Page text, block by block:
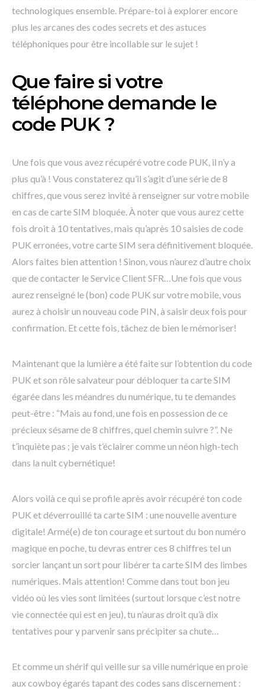
technologiques ensemble. Prépare-toi à explorer encore
plus les arcanes des codes secrets et des astuces
téléphoniques pour être incollable sur le sujet !
Que faire si votre
téléphone demande le
code PUK ?
Une fois que vous avez récupéré votre code PUK, il n’y a
plus qu’à ! Vous constaterez qu’il s’agit d’une série de 8
chiffres, que vous serez invité à renseigner sur votre mobile
en cas de carte SIM bloquée. À noter que vous aurez cette
fois droit à 10 tentatives, mais qu’après 10 saisies de code
PUK erronées, votre carte SIM sera définitivement bloquée.
Alors faites bien attention ! Sinon, vous n’aurez d’autre choix
que de contacter le Service Client SFR…Une fois que vous
aurez renseigné le (bon) code PUK sur votre mobile, vous
aurez à choisir un nouveau code PIN, à saisir deux fois pour
confirmation. Et cette fois, tâchez de bien le mémoriser!
Maintenant que la lumière a été faite sur l’obtention du code
PUK et son rôle salvateur pour débloquer ta carte SIM
égarée dans les méandres du numérique, tu te demandes
peut-être : “Mais au fond, une fois en possession de ce
précieux sésame de 8 chiffres, quel chemin suivre ?”. Ne
t’inquiète pas ; je vais t’éclairer comme un néon high-tech
dans la nuit cybernétique!
Alors voilà ce qui se profile après avoir récupéré ton code
PUK et déverrouillé ta carte SIM : une nouvelle aventure
digitale! Armé(e) de ton courage et surtout du bon numéro
magique en poche, tu devras entrer ces 8 chiffres tel un
sorcier lançant un sort pour libérer ta carte SIM des limbes
numériques. Mais attention! Comme dans tout bon jeu
vidéo où les vies sont limitées (surtout lorsque c’est notre
vie connectée qui est en jeu), tu n’auras droit qu’à dix
tentatives pour y parvenir sans précipiter sa chute…
Et comme un shérif qui veille sur sa ville numérique en proie
aux cowboy égarés tapant des codes sans discernement :